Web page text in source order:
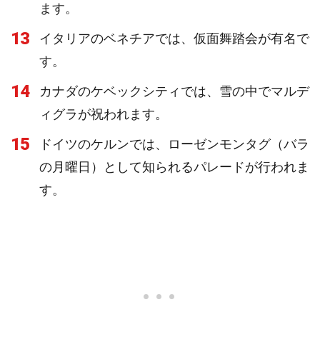
ます。
13
イタリアのベネチアでは、仮面舞踏会が有名で
す。
14
カナダのケベックシティでは、雪の中でマルデ
ィグラが祝われます。
15
ドイツのケルンでは、ローゼンモンタグ（バラ
の月曜日）として知られるパレードが行われま
す。